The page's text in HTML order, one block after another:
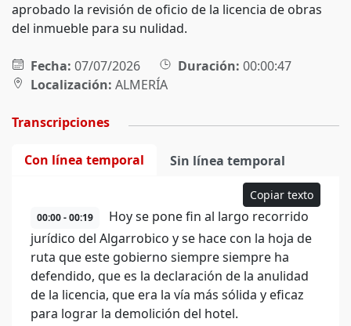
aprobado la revisión de oficio de la licencia de obras
del inmueble para su nulidad.
Fecha: 07/07/2026 Duración: 00:00:47
Localización: ALMERÍA
Transcripciones
Con línea temporal Sin línea temporal
Copiar texto
00:00 - 00:19
Hoy se pone fin al largo recorrido
jurídico del Algarrobico y se hace con la hoja de
ruta que este gobierno siempre siempre ha
defendido, que es la declaración de la anulidad
de la licencia, que era la vía más sólida y eficaz
para lograr la demolición del hotel.